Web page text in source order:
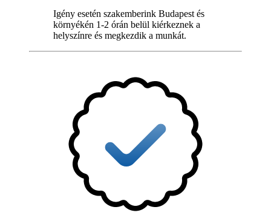
Igény esetén szakemberink Budapest és
környékén 1-2 órán belül kiérkeznek a
helyszínre és megkezdik a munkát.